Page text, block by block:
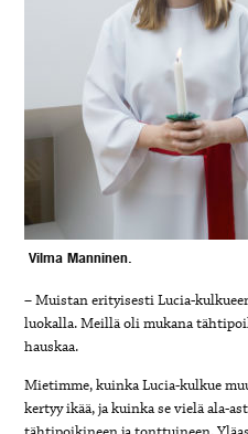
Vilma Manninen.
– Muistan erityisesti Lucia-
luokalla. Meillä oli mukana
hauskaa.
Mietimme, kuinka Lucia-kulkue
kertyy ikää, ja kuinka se vielä ala-